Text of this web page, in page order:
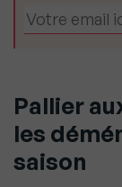
Pallier
les
saison